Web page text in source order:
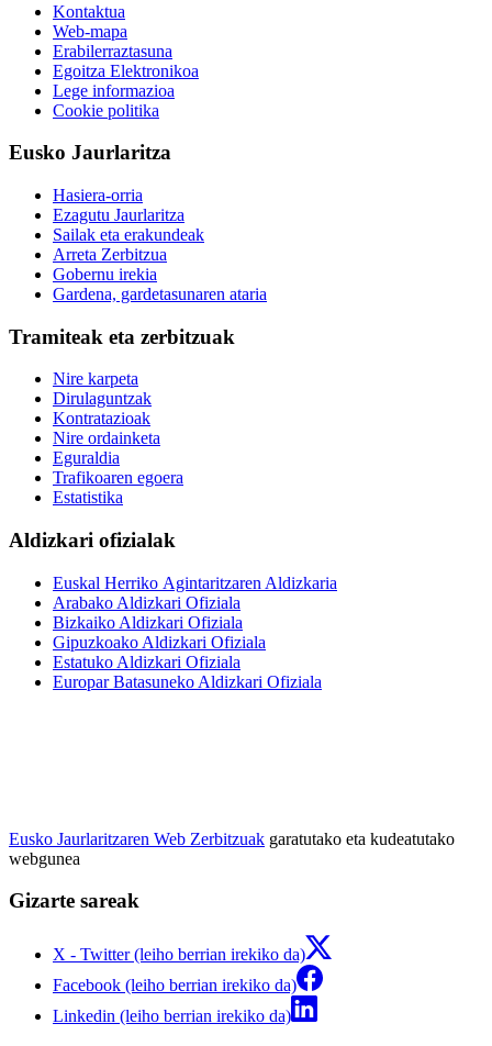
Kontaktua
Web-mapa
Erabilerraztasuna
Egoitza Elektronikoa
Lege informazioa
Cookie politika
Eusko Jaurlaritza
Hasiera-orria
Ezagutu Jaurlaritza
Sailak eta erakundeak
Arreta Zerbitzua
Gobernu irekia
Gardena, gardetasunaren ataria
Tramiteak eta zerbitzuak
Nire karpeta
Dirulaguntzak
Kontratazioak
Nire ordainketa
Eguraldia
Trafikoaren egoera
Estatistika
Aldizkari ofizialak
Euskal Herriko Agintaritzaren Aldizkaria
Arabako Aldizkari Ofiziala
Bizkaiko Aldizkari Ofiziala
Gipuzkoako Aldizkari Ofiziala
Estatuko Aldizkari Ofiziala
Europar Batasuneko Aldizkari Ofiziala
Eusko Jaurlaritzaren Web Zerbitzuak garatutako eta kudeatutako
webgunea
Gizarte sareak
X - Twitter (leiho berrian irekiko da)
Facebook (leiho berrian irekiko da)
Linkedin (leiho berrian irekiko da)